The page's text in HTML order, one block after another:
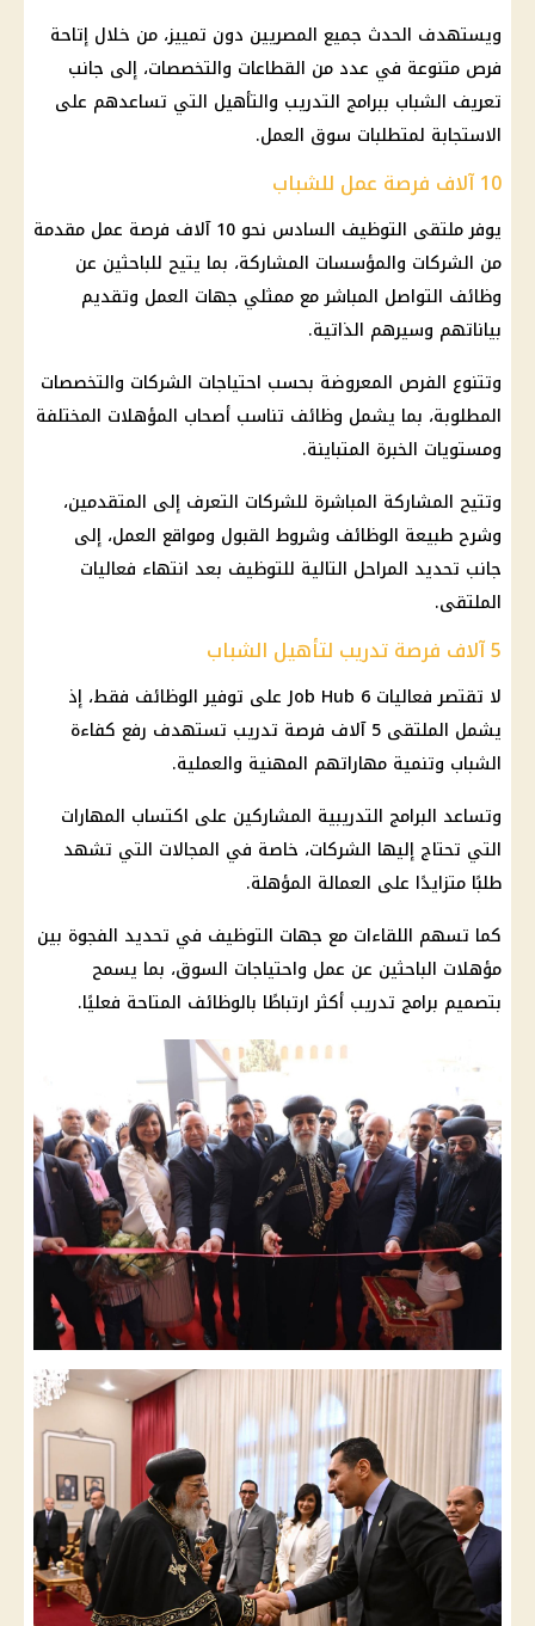
ويستهدف الحدث جميع المصريين دون تمييز، من خلال إتاحة
فرص متنوعة في عدد من القطاعات والتخصصات، إلى جانب
تعريف الشباب ببرامج التدريب والتأهيل التي تساعدهم على
الاستجابة لمتطلبات سوق العمل.
10 آلاف فرصة عمل للشباب
يوفر ملتقى التوظيف السادس نحو 10 آلاف فرصة عمل مقدمة
من الشركات والمؤسسات المشاركة، بما يتيح للباحثين عن
وظائف التواصل المباشر مع ممثلي جهات العمل وتقديم
بياناتهم وسيرهم الذاتية.
وتتنوع الفرص المعروضة بحسب احتياجات الشركات والتخصصات
المطلوبة، بما يشمل وظائف تناسب أصحاب المؤهلات المختلفة
ومستويات الخبرة المتباينة.
وتتيح المشاركة المباشرة للشركات التعرف إلى المتقدمين،
وشرح طبيعة الوظائف وشروط القبول ومواقع العمل، إلى
جانب تحديد المراحل التالية للتوظيف بعد انتهاء فعاليات
الملتقى.
5 آلاف فرصة تدريب لتأهيل الشباب
لا تقتصر فعاليات Job Hub 6 على توفير الوظائف فقط، إذ
يشمل الملتقى 5 آلاف فرصة تدريب تستهدف رفع كفاءة
الشباب وتنمية مهاراتهم المهنية والعملية.
وتساعد البرامج التدريبية المشاركين على اكتساب المهارات
التي تحتاج إليها الشركات، خاصة في المجالات التي تشهد
طلبًا متزايدًا على العمالة المؤهلة.
كما تسهم اللقاءات مع جهات التوظيف في تحديد الفجوة بين
مؤهلات الباحثين عن عمل واحتياجات السوق، بما يسمح
بتصميم برامج تدريب أكثر ارتباطًا بالوظائف المتاحة فعليًا.